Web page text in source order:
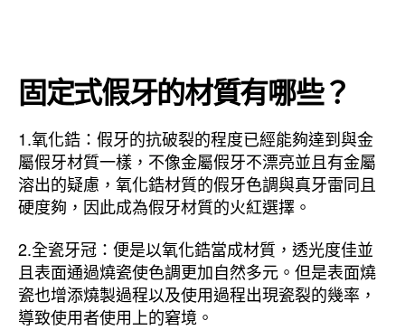
固定式假牙的材質有哪些？
1.氧化鋯：假牙的抗破裂的程度已經能夠達到與金
屬假牙材質一樣，不像金屬假牙不漂亮並且有金屬
溶出的疑慮，氧化鋯材質的假牙色調與真牙雷同且
硬度夠，因此成為假牙材質的火紅選擇。
2.全瓷牙冠：便是以氧化鋯當成材質，透光度佳並
且表面通過燒瓷使色調更加自然多元。但是表面燒
瓷也增添燒製過程以及使用過程出現瓷裂的幾率，
導致使用者使用上的窘境。